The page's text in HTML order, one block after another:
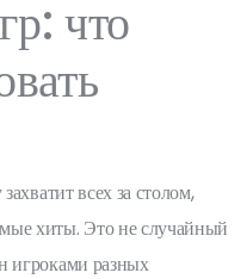
что
всех за столом,
хиты. Это не случайный
игроками разных